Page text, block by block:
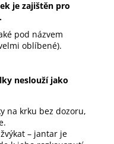
je zajištěn pro
pod názvem
oblíbené).
neslouží jako
na krku bez dozoru,
– jantar je